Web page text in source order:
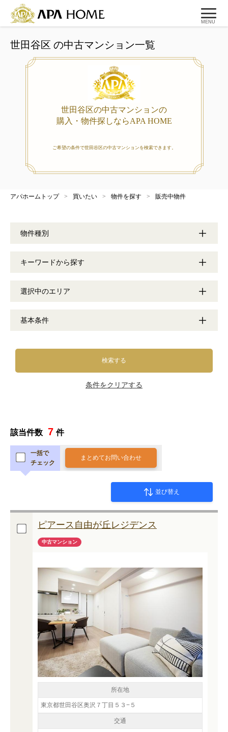
MENU
世田谷区 の中古マンション一覧
世田谷区の中古マンションの
購入・物件探しならAPA HOME
ご希望の条件で世田谷区の中古マンションを検索できます。
アパホームトップ > 買いたい > 物件を探す > 販売中物件
物件種別
キーワードから探す
選択中のエリア
基本条件
検索する
条件をクリアする
該当件数 7 件
一括で
チェック
まとめてお問い合わせ
並び替え
ピアース自由が丘レジデンス
中古マンション
所在地
東京都世田谷区奥沢７丁目５３−５
交通